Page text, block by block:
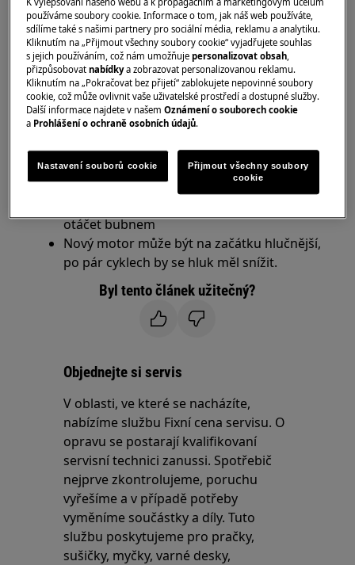
Řešení
1. Je normální, pokud pračka vydává bzučivý
zvuk během praní.
Mnoho praček vydává tento typ zvuku,
který vychází z motoru.
Motor má pohybující se vnitřní části, které
vydávají tento zvuk, když přijdou navzájem
do kontaktu.
otáčet bubnem
Nový motor může být na začátku hlučnější,
po pár cyklech by se hluk měl snížit.
Byl tento článek užitečný?
Objednejte si servis
V oblasti, ve které se nacházíte,
nabízíme službu Fixní cena servisu. O
opravu se postarají kvalifikovaní
servisní technici zanussi. Spotřebič
nejprve zkontrolujeme, poruchu
vyřešíme a v případě potřeby
vyměníme součástky a díly. Tuto
službu poskytujeme pro pračky,
sušičky, myčky, varné desky,
používáme soubory cookie. Informace o tom, jak náš web používáte,
sdílíme také s našimi partnery pro sociální média, reklamu a analytiku.
Kliknutím na „Přijmout všechny soubory cookie“ vyjadřujete souhlas
s jejich používáním, což nám umožňujepersonalizovat obsah,
přizpůsobovatnabídkya zobrazovat personalizovanou reklamu.
Kliknutím na „Pokračovat bez přijetí“ zablokujete nepovinné soubory
cookie, což může ovlivnit vaše uživatelské prostředí a dostupné služby.
Další informace najdete v našemOznámení o souborech cookie
a Prohlášení o ochraně osobních údajů.
Nastavení souborů cookie
Přijmout všechny soubory
cookie